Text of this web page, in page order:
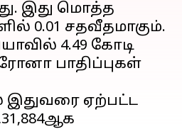
இது மொத்த
0.01 சதவீதமாகும்.
4.49 கோடி
பாதிப்புகள்
ஏற்பட்ட